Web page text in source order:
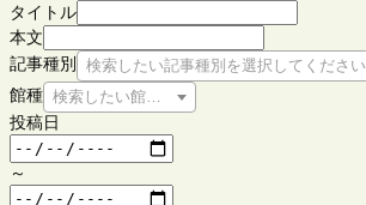
タイトル
本文
記事種別
検索したい記事種別を選択してください
館種 検索したい館種を選択してください
投稿日
～